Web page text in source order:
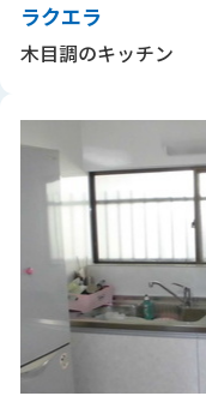
ラクエラ
木目調のキッチン